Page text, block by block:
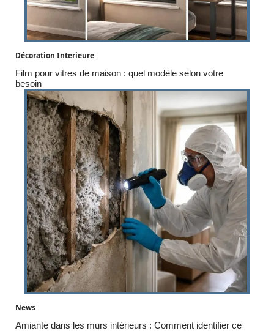
Décoration Interieure
Film pour vitres de maison : quel modèle selon votre
besoin
News
Amiante dans les murs intérieurs : Comment identifier ce